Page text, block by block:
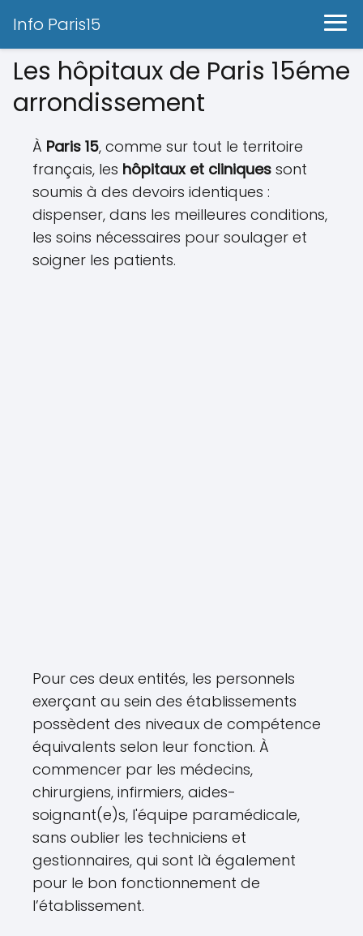
Info Paris15
Les hôpitaux de Paris 15éme
arrondissement
À Paris 15, comme sur tout le territoire
français, les hôpitaux et cliniques sont
soumis à des devoirs identiques :
dispenser, dans les meilleures conditions,
les soins nécessaires pour soulager et
soigner les patients.
Pour ces deux entités, les personnels
exerçant au sein des établissements
possèdent des niveaux de compétence
équivalents selon leur fonction. À
commencer par les médecins,
chirurgiens, infirmiers, aides-
soignant(e)s, l'équipe paramédicale,
sans oublier les techniciens et
gestionnaires, qui sont là également
pour le bon fonctionnement de
l’établissement.